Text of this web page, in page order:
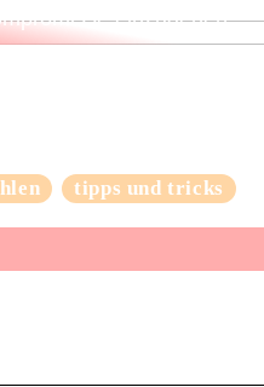
einzugehen
tipps und tricks